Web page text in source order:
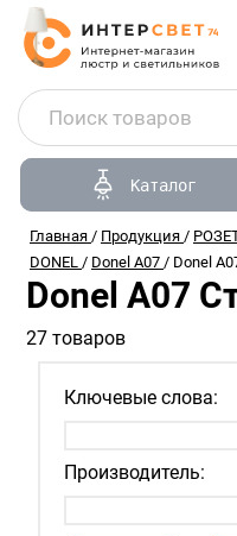
Каталог
Главная / Продукция /
DONEL / Donel A07 / Donel
Donel A07
27 товаров
Ключевые слова:
Производитель: